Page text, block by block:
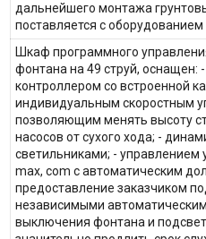
дальнейшего монтажа
поставляется с
Шкаф программного
фонтана на 49 струй,
контроллером со встроенной
индивидуальным скоростным
позволяющим менять высоту
насосов от сухого хода; -
светильниками; -
max, com с автоматическим
предоставление заказчиком
независимыми
выключения фонтана и